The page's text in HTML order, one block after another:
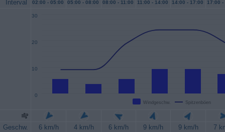
Interval 02:00 - 05:00 05:00 - 08:00 08:00 - 11:00 11:00 - 14:00 14:00 - 17:00 17:00 -
Windgeschw. Spitzenböen
0
10
20
30
Geschw. 6 km/h 4 km/h 6 km/h 9 km/h 9 km/h
7